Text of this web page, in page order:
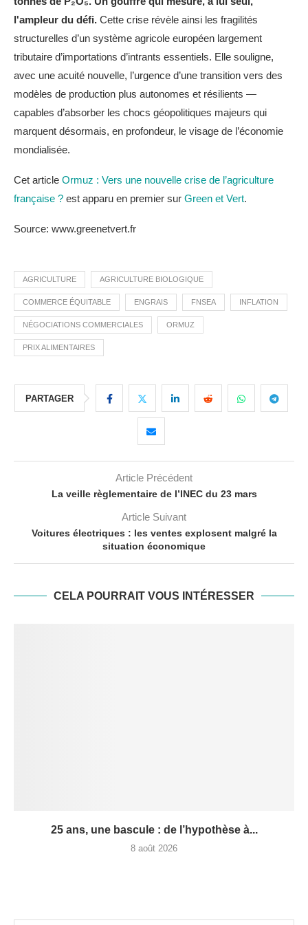
l'ampleur du défi. Cette crise révèle ainsi les fragilités
structurelles d’un système agricole européen largement
tributaire d’importations d’intrants essentiels. Elle souligne,
avec une acuité nouvelle, l’urgence d’une transition vers des
modèles de production plus autonomes et résilients —
capables d’absorber les chocs géopolitiques majeurs qui
marquent désormais, en profondeur, le visage de l’économie
mondialisée.
Cet article Ormuz : Vers une nouvelle crise de l’agriculture
française ? est apparu en premier sur Green et Vert.
Source: www.greenetvert.fr
AGRICULTURE AGRICULTURE BIOLOGIQUE
COMMERCE ÉQUITABLE ENGRAIS FNSEA INFLATION
NÉGOCIATIONS COMMERCIALES ORMUZ
PRIX ALIMENTAIRES
PARTAGER
Article Précédent
La veille règlementaire de l’INEC du 23 mars
Article Suivant
Voitures électriques : les ventes explosent malgré la
situation économique
CELA POURRAIT VOUS INTÉRESSER
25 ans, une bascule : de l’hypothèse à...
8 août 2026